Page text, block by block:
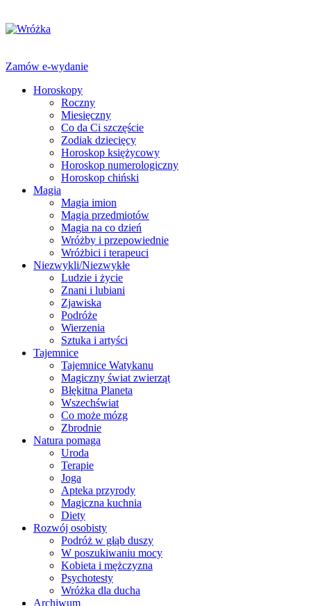
Zamów e-wydanie
Horoskopy
Roczny
Miesięczny
Co da Ci szczęście
Zodiak dziecięcy
Horoskop księżycowy
Horoskop numerologiczny
Horoskop chiński
Magia
Magia imion
Magia przedmiotów
Magia na co dzień
Wróżby i przepowiednie
Wróżbici i terapeuci
Niezwykli/Niezwykłe
Ludzie i życie
Znani i lubiani
Zjawiska
Podróże
Wierzenia
Sztuka i artyści
Tajemnice
Tajemnice Watykanu
Magiczny świat zwierząt
Błękitna Planeta
Wszechświat
Co może mózg
Zbrodnie
Natura pomaga
Uroda
Terapie
Joga
Apteka przyrody
Magiczna kuchnia
Diety
Rozwój osobisty
Podróż w głąb duszy
W poszukiwaniu mocy
Kobieta i mężczyzna
Psychotesty
Wróżka dla ducha
Archiwum